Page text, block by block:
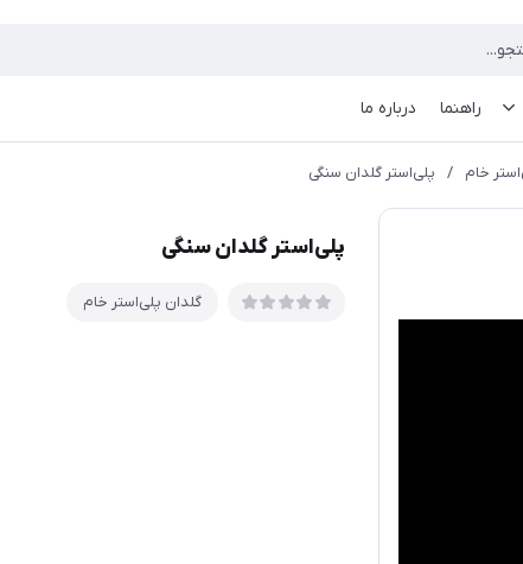
راهنما درباره ما
خام / پلی‌استر گلدان سنگی
پلی‌استر گلدان سنگی
گلدان پلی‌استر خام